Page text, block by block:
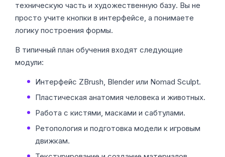
техническую часть и художественную базу. Вы не
просто учите кнопки в интерфейсе, а понимаете
логику построения формы.
В типичный план обучения входят следующие
модули:
Интерфейс ZBrush, Blender или Nomad Sculpt.
Пластическая анатомия человека и животных.
Работа с кистями, масками и сабтулами.
Ретопология и подготовка модели к игровым
движкам.